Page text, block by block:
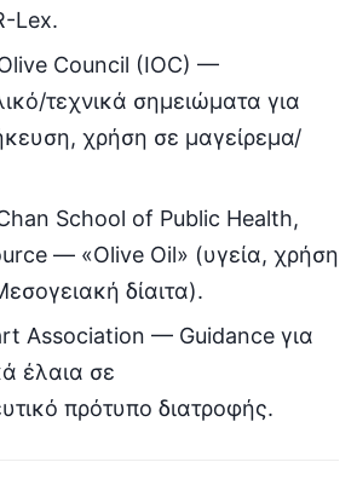
Lex.
Council (IOC) —
τεχνικά σημειώματα για
χρήση σε μαγείρεμα/
School of Public Health,
— «Olive Oil» (υγεία, χρήση
δίαιτα).
Association — Guidance για
έλαια σε
πρότυπο διατροφής.